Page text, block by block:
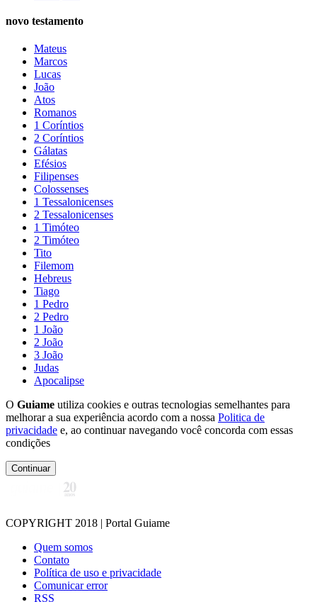
novo testamento
Mateus
Marcos
Lucas
João
Atos
Romanos
1 Coríntios
2 Coríntios
Gálatas
Efésios
Filipenses
Colossenses
1 Tessalonicenses
2 Tessalonicenses
1 Timóteo
2 Timóteo
Tito
Filemom
Hebreus
Tiago
1 Pedro
2 Pedro
1 João
2 João
3 João
Judas
Apocalipse
O Guiame utiliza cookies e outras tecnologias semelhantes para
melhorar a sua experiência acordo com a nossa Politica de
privacidade e, ao continuar navegando você concorda com essas
condições
Continuar
COPYRIGHT 2018 | Portal Guiame
Quem somos
Contato
Política de uso e privacidade
Comunicar error
RSS